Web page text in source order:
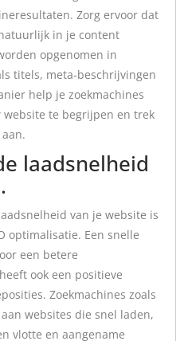
Zorg ervoor dat
in je content
opgenomen in
titels, meta-beschrijvingen
help je zoekmachines
te begrijpen en trek
laadsnelheid
van je website is
optimalisatie. Een snelle
een betere
ook een positieve
Zoekmachines zoals
websites die snel laden,
vlotte en aangename